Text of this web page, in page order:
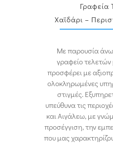
Γραφεία
Χαϊδάρι –
Με παρουσία
γραφείο
προσφέρει με
ολοκληρωμένες
στιγμές.
υπεύθυνα τις
και Αιγάλεω, με
προσέγγιση, την
που μας